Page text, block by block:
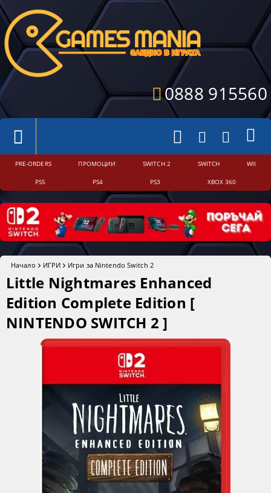
0888 915560
PRE-ORDERS ПРОМОЦИИ SWITCH 2 SWITCH WII
PS5 PS4 PS3 XBOX 360
Начало ИГРИ Игри за Nintendo Switch 2
Little Nightmares Enhanced
Edition Complete Edition [
NINTENDO SWITCH 2 ]